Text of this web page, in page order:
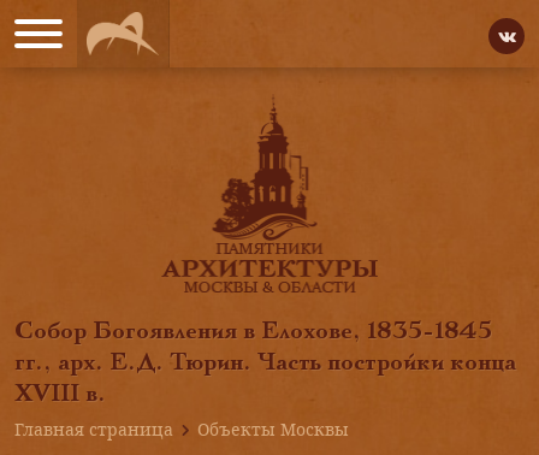
Собор Богоявления в Елохове, 1835-1845
гг., арх. Е.Д. Тюрин. Часть постройки конца
XVIII в.
Главная страница
Объекты Москвы